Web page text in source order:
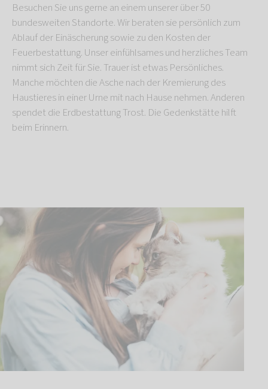
Besuchen Sie uns gerne an einem unserer über 50
bundesweiten Standorte. Wir beraten sie persönlich zum
Ablauf der Einäscherung sowie zu den Kosten der
Feuerbestattung. Unser einfühlsames und herzliches Team
nimmt sich Zeit für Sie. Trauer ist etwas Persönliches.
Manche möchten die Asche nach der Kremierung des
Haustieres in einer Urne mit nach Hause nehmen. Anderen
spendet die Erdbestattung Trost. Die Gedenkstätte hilft
beim Erinnern.